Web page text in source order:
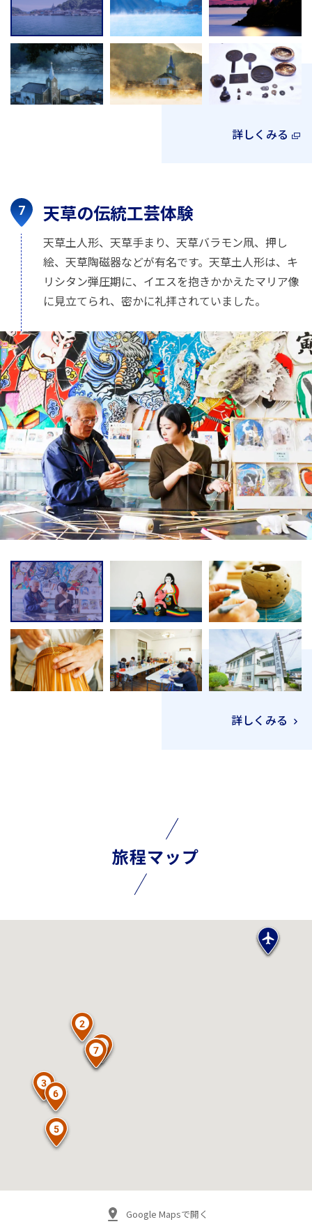
詳しくみる
天草の伝統工芸体験
天草土人形、天草手まり、天草バラモン凧、押し
絵、天草陶磁器などが有名です。天草土人形は、キ
リシタン弾圧期に、イエスを抱きかかえたマリア像
に見立てられ、密かに礼拝されていました。
詳しくみる
旅程マップ
Google Mapsで開く